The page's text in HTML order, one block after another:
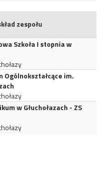
zespołu
Szkoła I stopnia w
Ogólnokształcące im.
w Głuchołazach - ZS